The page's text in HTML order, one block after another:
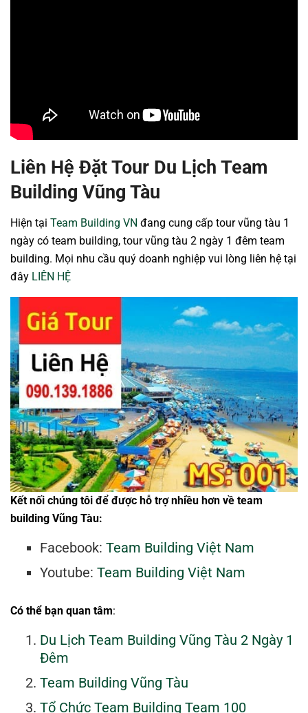
Liên Hệ Đặt Tour Du Lịch Team
Building Vũng Tàu
Hiện tại Team Building VN đang cung cấp tour vũng tàu 1
ngày có team building, tour vũng tàu 2 ngày 1 đêm team
building. Mọi nhu cầu quý doanh nghiệp vui lòng liên hệ tại
đây LIÊN HỆ
Kết nối chúng tôi để được hỗ trợ nhiều hơn về team
building Vũng Tàu:
Facebook: Team Building Việt Nam
Youtube: Team Building Việt Nam
Có thể bạn quan tâm:
Du Lịch Team Building Vũng Tàu 2 Ngày 1
Đêm
Team Building Vũng Tàu
Tổ Chức Team Building Team 100